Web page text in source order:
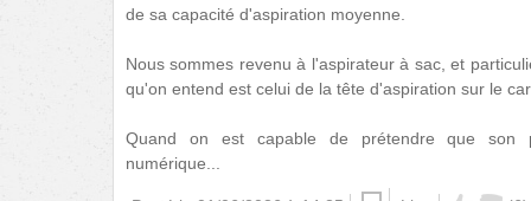
de sa capacité d'aspiration moyenne.
Nous sommes revenu à l'aspirateur à sac, et
qu'on entend est celui de la tête d'aspiration sur le
Quand on est capable de prétendre que son
numérique...